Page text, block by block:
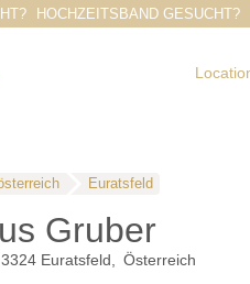
HOCHZEITSBAND GESUCHT?
Euratsfeld
Gruber
3324 Euratsfeld Österreich